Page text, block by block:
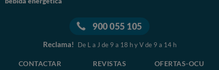
900 055 105
Reclama! De L a J de 9 a 18 h y V de 9 a 14 h
CONTACTAR REVISTAS OFERTAS-OCU